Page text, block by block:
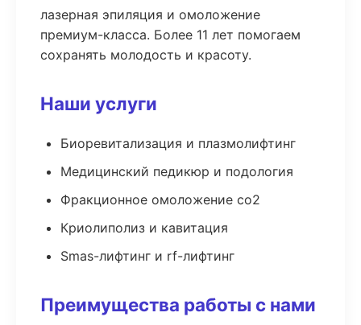
лазерная эпиляция и омоложение
премиум-класса. Более 11 лет помогаем
сохранять молодость и красоту.
Наши услуги
Биоревитализация и плазмолифтинг
Медицинский педикюр и подология
Фракционное омоложение co2
Криолиполиз и кавитация
Smas-лифтинг и rf-лифтинг
Преимущества работы с нами